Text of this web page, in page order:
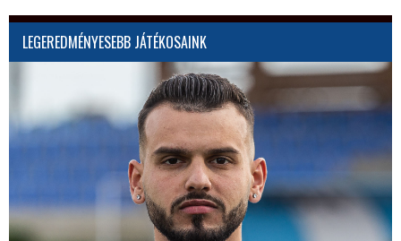
LEGEREDMÉNYESEBB JÁTÉKOSAINK